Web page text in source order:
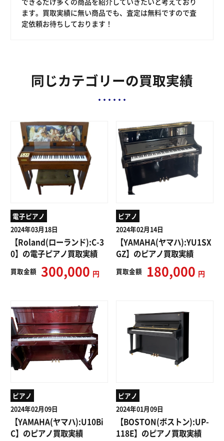
ます。買取実績に無い商品でも、査定は無料ですので査
定依頼お待ちしております！
同じカテゴリーの買取実績
電子ピアノ
2024年03月18日
【Roland(ローランド):C-3
0】の電子ピアノ買取実績
買取金額 300,000 円
ピアノ
2024年02月14日
【YAMAHA(ヤマハ):YU1SX
GZ】のピアノ買取実績
買取金額 180,000 円
ピアノ
2024年02月09日
【YAMAHA(ヤマハ):U10Bi
C】のピアノ買取実績
ピアノ
2024年01月09日
【BOSTON(ボストン):UP-
118E】のピアノ買取実績